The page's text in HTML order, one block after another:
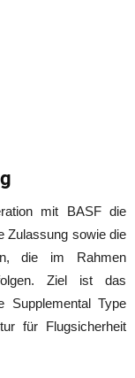
mit BASF die
Zulassung sowie die
die im Rahmen
Ziel ist das
Supplemental Type
für Flugsicherheit